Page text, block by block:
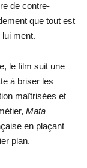
de contre-
que tout est
ment.
le film suit une
à briser les
maîtrisées et
Mata
en plaçant
plan.